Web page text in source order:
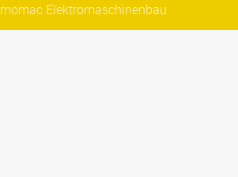
momac Elektromaschinenbau